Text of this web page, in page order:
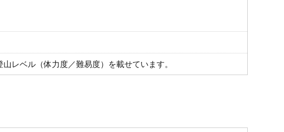
レベル（体力度／難易度）を載せています。